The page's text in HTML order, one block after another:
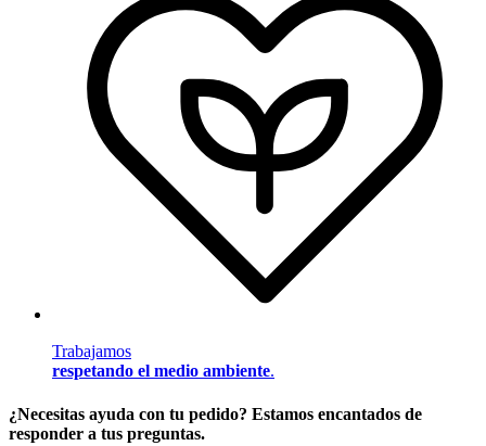
Trabajamos
respetando el medio ambiente.
¿Necesitas ayuda con tu pedido? Estamos encantados de
responder a tus preguntas.